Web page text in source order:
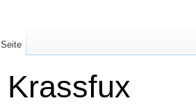
Krassfux
Seite